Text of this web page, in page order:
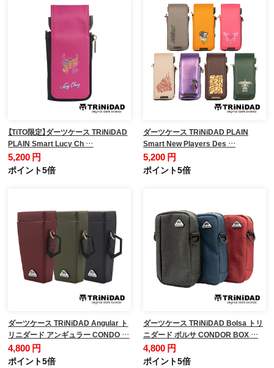
【TiTO限定】ダーツケース TRiNiDAD
PLAIN Smart Lucy Ch …
5,200 円
ポイント5倍
ダーツケース TRiNiDAD PLAIN
Smart New Players Des …
5,200 円
ポイント5倍
ダーツケース TRiNiDAD Angular ト
リニダード アンギュラー CONDO …
4,800 円
ポイント5倍
ダーツケース TRiNiDAD Bolsa トリ
ニダード ボルサ CONDOR BOX …
4,800 円
ポイント5倍